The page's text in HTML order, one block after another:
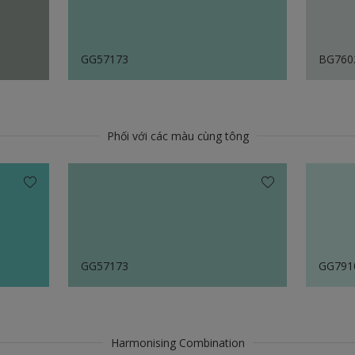
GG57173
Phối với các màu cùng tông
GG57173
Harmonising Combination